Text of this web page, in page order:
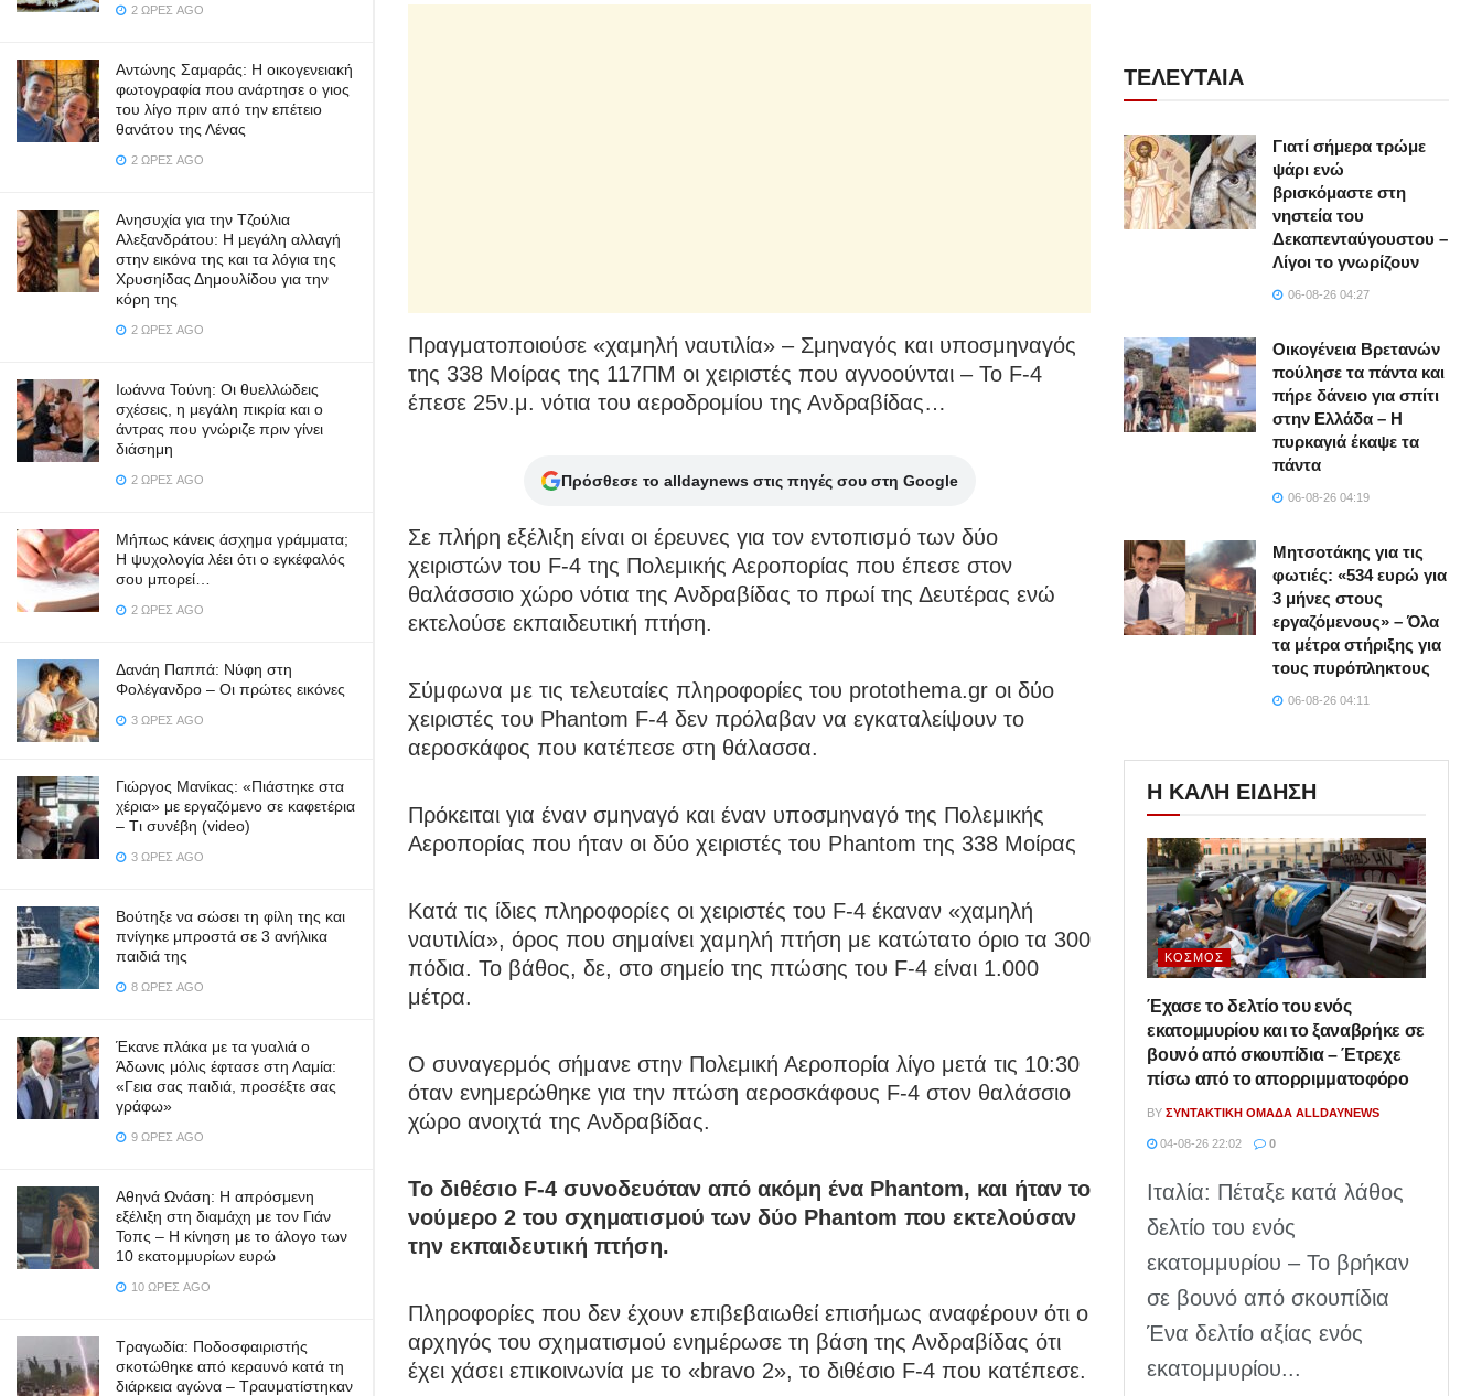
2 ΏΡΕΣ AGO
Αντώνης Σαμαράς: Η οικογενειακή
φωτογραφία που ανάρτησε ο γιος
του λίγο πριν από την επέτειο
θανάτου της Λένας
2 ΏΡΕΣ AGO
Ανησυχία για την Τζούλια
Αλεξανδράτου: Η μεγάλη αλλαγή
στην εικόνα της και τα λόγια της
Χρυσηίδας Δημουλίδου για την
κόρη της
2 ΏΡΕΣ AGO
Ιωάννα Τούνη: Οι θυελλώδεις
σχέσεις, η μεγάλη πικρία και ο
άντρας που γνώριζε πριν γίνει
διάσημη
2 ΏΡΕΣ AGO
Μήπως κάνεις άσχημα γράμματα;
Η ψυχολογία λέει ότι ο εγκέφαλός
σου μπορεί…
2 ΏΡΕΣ AGO
Δανάη Παππά: Νύφη στη
Φολέγανδρο – Οι πρώτες εικόνες
3 ΏΡΕΣ AGO
Γιώργος Μανίκας: «Πιάστηκε στα
χέρια» με εργαζόμενο σε καφετέρια
– Tι συνέβη (video)
3 ΏΡΕΣ AGO
Βούτηξε να σώσει τη φίλη της και
πνίγηκε μπροστά σε 3 ανήλικα
παιδιά της
8 ΏΡΕΣ AGO
Έκανε πλάκα με τα γυαλιά ο
Άδωνις μόλις έφτασε στη Λαμία:
«Γεια σας παιδιά, προσέξτε σας
γράφω»
9 ΏΡΕΣ AGO
Αθηνά Ωνάση: Η απρόσμενη
εξέλιξη στη διαμάχη με τον Γιάν
Τοπς – Η κίνηση με το άλογο των
10 εκατομμυρίων ευρώ
10 ΏΡΕΣ AGO
Τραγωδία: Ποδοσφαιριστής
σκοτώθηκε από κεραυνό κατά τη
διάρκεια αγώνα – Τραυματίστηκαν
Πραγματοποιούσε «χαμηλή ναυτιλία» – Σμηναγός και υποσμηναγός
της 338 Μοίρας της 117ΠΜ οι χειριστές που αγνοούνται – Το F-4
έπεσε 25ν.μ. νότια του αεροδρομίου της Ανδραβίδας…
Πρόσθεσε το alldaynews στις πηγές σου στη Google
Σε πλήρη εξέλιξη είναι οι έρευνες για τον εντοπισμό των δύο
χειριστών του F-4 της Πολεμικής Αεροπορίας που έπεσε στον
θαλάσσσιο χώρο νότια της Ανδραβίδας το πρωί της Δευτέρας ενώ
εκτελούσε εκπαιδευτική πτήση.
Σύμφωνα με τις τελευταίες πληροφορίες του protothema.gr οι δύο
χειριστές του Phantom F-4 δεν πρόλαβαν να εγκαταλείψουν το
αεροσκάφος που κατέπεσε στη θάλασσα.
Πρόκειται για έναν σμηναγό και έναν υποσμηναγό της Πολεμικής
Αεροπορίας που ήταν οι δύο χειριστές του Phantom της 338 Μοίρας
Κατά τις ίδιες πληροφορίες οι χειριστές του F-4 έκαναν «χαμηλή
ναυτιλία», όρος που σημαίνει χαμηλή πτήση με κατώτατο όριο τα 300
πόδια. Το βάθος, δε, στο σημείο της πτώσης του F-4 είναι 1.000
μέτρα.
Ο συναγερμός σήμανε στην Πολεμική Αεροπορία λίγο μετά τις 10:30
όταν ενημερώθηκε για την πτώση αεροσκάφους F-4 στον θαλάσσιο
χώρο ανοιχτά της Ανδραβίδας.
Το διθέσιο F-4 συνοδευόταν από ακόμη ένα Phantom, και ήταν το
νούμερο 2 του σχηματισμού των δύο Phantom που εκτελούσαν
την εκπαιδευτική πτήση.
Πληροφορίες που δεν έχουν επιβεβαιωθεί επισήμως αναφέρουν ότι ο
αρχηγός του σχηματισμού ενημέρωσε τη βάση της Ανδραβίδας ότι
έχει χάσει επικοινωνία με το «bravo 2», το διθέσιο F-4 που κατέπεσε.
ΤΕΛΕΥΤΑΙΑ
Γιατί σήμερα τρώμε
ψάρι ενώ
βρισκόμαστε στη
νηστεία του
Δεκαπενταύγουστου –
Λίγοι το γνωρίζουν
06-08-26 04:27
Οικογένεια Βρετανών
πούλησε τα πάντα και
πήρε δάνειο για σπίτι
στην Ελλάδα – Η
πυρκαγιά έκαψε τα
πάντα
06-08-26 04:19
Μητσοτάκης για τις
φωτιές: «534 ευρώ για
3 μήνες στους
εργαζόμενους» – Όλα
τα μέτρα στήριξης για
τους πυρόπληκτους
06-08-26 04:11
Η ΚΑΛΗ ΕΙΔΗΣΗ
ΚΌΣΜΟΣ
Έχασε το δελτίο του ενός
εκατομμυρίου και το ξαναβρήκε σε
βουνό από σκουπίδια – Έτρεχε
πίσω από το απορριμματοφόρο
BY ΣΥΝΤΑΚΤΙΚΉ ΟΜΆΔΑ ALLDAYNEWS
04-08-26 22:02 0
Ιταλία: Πέταξε κατά λάθος
δελτίο του ενός
εκατομμυρίου – Το βρήκαν
σε βουνό από σκουπίδια
Ένα δελτίο αξίας ενός
εκατομμυρίου...